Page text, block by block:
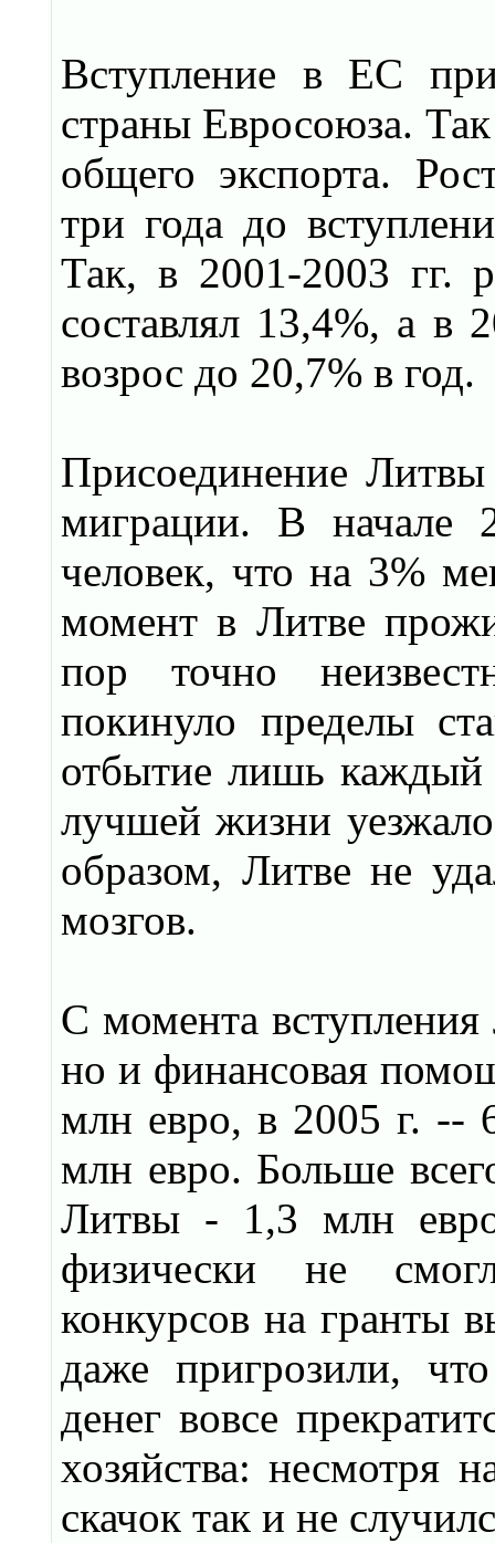
Вступление в ЕС
страны Евросоюза.
общего экспорта.
три года до
Так, в 2001-2003 гг.
составлял 13,4%, а в
возрос до 20,7% в год.
Присоединение
миграции. В начале
человек, что на 3%
момент в Литве
пор точно
покинуло пределы
отбытие лишь каждый
лучшей жизни
образом, Литве не
мозгов.
С момента
но и финансовая
млн евро, в 2005 г. --
млн евро. Больше
Литвы - 1,3 млн
физически не
конкурсов на гранты
даже пригрозили,
денег вовсе
хозяйства: несмотря
скачок так и не